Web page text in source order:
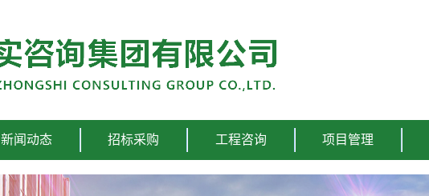
新闻动态 招标采购 工程咨询 项目管理